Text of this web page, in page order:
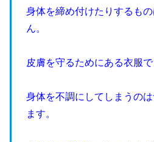
身体を締め付けたりするも
ん。
皮膚を守るためにある衣服で
身体を不調にしてしまうの
ます。